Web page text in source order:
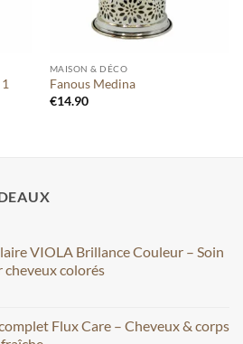
1
MAISON & DÉCO
Fanous Medina
€14.90
VIOLA Brillance Couleur – Soin
colorés
Flux Care – Cheveux & corps